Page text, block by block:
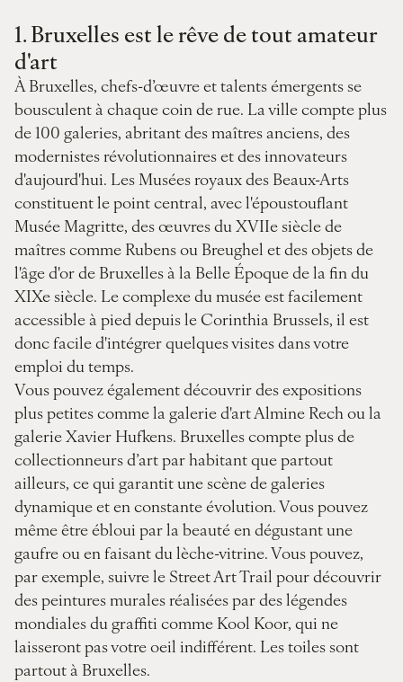
1.Bruxelles est le rêve de tout amateur
d'art
À Bruxelles, chefs-d’œuvre et talents émergents se
bousculent à chaque coin de rue. La ville compte plus
de 100 galeries, abritant des maîtres anciens, des
modernistes révolutionnaires et des innovateurs
d'aujourd'hui. Les Musées royaux des Beaux-Arts
constituent le point central, avec l'époustouflant
Musée Magritte, des œuvres du XVIIe siècle de
maîtres comme Rubens ou Breughel et des objets de
l'âge d'or de Bruxelles à la Belle Époque de la fin du
XIXe siècle. Le complexe du musée est facilement
accessible à pied depuis le Corinthia Brussels, il est
donc facile d'intégrer quelques visites dans votre
emploi du temps.
Vous pouvez également découvrir des expositions
plus petites comme la galerie d'art Almine Rech ou la
galerie Xavier Hufkens. Bruxelles compte plus de
collectionneurs d’art par habitant que partout
ailleurs, ce qui garantit une scène de galeries
dynamique et en constante évolution. Vous pouvez
même être ébloui par la beauté en dégustant une
gaufre ou en faisant du lèche-vitrine. Vous pouvez,
par exemple, suivre le Street Art Trail pour découvrir
des peintures murales réalisées par des légendes
mondiales du graffiti comme Kool Koor, qui ne
laisseront pas votre oeil indifférent. Les toiles sont
partout à Bruxelles.